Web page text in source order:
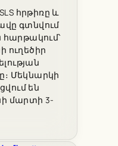
հրթիռը և
գտնվում
հարթակում՝
ուղեծիր
Մեկնարկի
են
մարտի 3-